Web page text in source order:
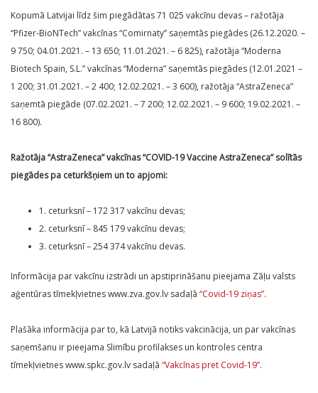
Kopumā Latvijai līdz šim piegādātas 71 025 vakcīnu devas – ražotāja
“Pfizer-BioNTech” vakcīnas “Comirnaty” saņemtās piegādes (26.12.2020. –
9 750; 04.01.2021. – 13 650; 11.01.2021. – 6 825), ražotāja “Moderna
Biotech Spain, S.L.” vakcīnas “Moderna” saņemtās piegādes (12.01.2021 –
1 200; 31.01.2021. – 2 400; 12.02.2021. – 3 600), ražotāja “AstraZeneca”
saņemtā piegāde (07.02.2021. – 7 200; 12.02.2021. – 9 600; 19.02.2021. –
16 800).
Ražotāja “AstraZeneca” vakcīnas “COVID-19 Vaccine AstraZeneca” solītās
piegādes pa ceturkšņiem un to apjomi:
1. ceturksnī – 172 317 vakcīnu devas;
2. ceturksnī – 845 179 vakcīnu devas;
3. ceturksnī – 254 374 vakcīnu devas.
Informācija par vakcīnu izstrādi un apstiprināšanu pieejama Zāļu valsts
aģentūras tīmekļvietnes www.zva.gov.lv sadaļā “Covid-19 ziņas”.
Plašāka informācija par to, kā Latvijā notiks vakcinācija, un par vakcīnas
saņemšanu ir pieejama Slimību profilakses un kontroles centra
tīmekļvietnes www.spkc.gov.lv sadaļā “Vakcīnas pret Covid-19”.